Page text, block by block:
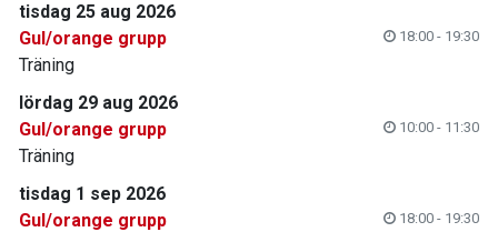
tisdag 25 aug 2026
Gul/orange grupp
18:00 - 19:30
Träning
lördag 29 aug 2026
Gul/orange grupp
10:00 - 11:30
Träning
tisdag 1 sep 2026
Gul/orange grupp
18:00 - 19:30